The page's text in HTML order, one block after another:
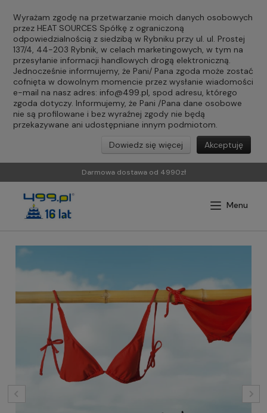
Wyrażam zgodę na przetwarzanie moich danych osobowych
przez HEAT SOURCES Spółkę z ograniczoną
odpowiedzialnością z siedzibą w Rybniku przy ul. ul. Prostej
137/4, 44-203 Rybnik, w celach marketingowych, w tym na
przesyłanie informacji handlowych drogą elektroniczną.
Jednocześnie informujemy, że Pani/ Pana zgoda może zostać
cofnięta w dowolnym momencie przez wysłanie wiadomości
e-mail na nasz adres: info@499.pl, spod adresu, którego
zgoda dotyczy. Informujemy, że Pani /Pana dane osobowe
nie są profilowane i bez wyraźnej zgody nie będą
przekazywane ani udostępniane innym podmiotom.
Akceptuję
Dowiedz się więcej
Darmowa dostawa od 4990zł